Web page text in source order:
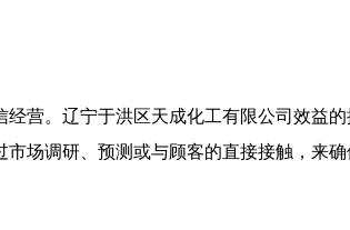
营。辽宁于洪区天成化工有限公司效益
场调研、预测或与顾客的直接接触，来